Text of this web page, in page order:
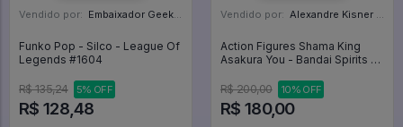
Vendido por: Embaixador Geek - SP
Funko Pop - Silco - League Of
Legends #1604
R$ 135,24 5% OFF
R$ 128,48
Vendido por: Alexandre Kisner - PR
Action Figures Shama King
Asakura You - Bandai Spirits -
R$ 200,00
10% OFF
R$ 180,00